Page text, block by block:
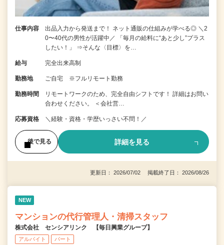
仕事内容
出品入力から発送まで！ ネット通販の仕組みが学べる◎ ＼2
0〜40代の男性が活躍中／ 「毎月の給料に“あと少し”プラス
したい！」 ⇒そんな〈目標〉を…
給与 完全出来高制
勤務地 ご自宅 ※フルリモート勤務
勤務時間
リモートワークのため、完全自由シフトです！ 詳細はお問い
合わせください。 ＜会社営…
応募資格 ＼経験・資格・学歴いっさい不問！／
後で見る 詳細を見る
更新日： 2026/07/02 掲載終了日： 2026/08/26
NEW
マンションの代行管理人・清掃スタッフ
株式会社 センシアリンク 【毎日興業グループ】
アルバイト パート